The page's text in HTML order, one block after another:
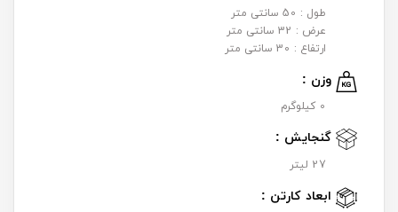
طول : 50 سانتی متر
عرض : 32 سانتی متر
ارتفاع : 30 سانتی متر
وزن :
0 کیلوگرم
گنجایش :
27 لیتر
ابعاد کارتن :